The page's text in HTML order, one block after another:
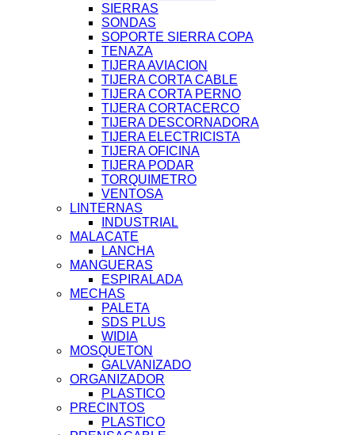
SIERRAS
SONDAS
SOPORTE SIERRA COPA
TENAZA
TIJERA AVIACION
TIJERA CORTA CABLE
TIJERA CORTA PERNO
TIJERA CORTACERCO
TIJERA DESCORNADORA
TIJERA ELECTRICISTA
TIJERA OFICINA
TIJERA PODAR
TORQUIMETRO
VENTOSA
LINTERNAS
INDUSTRIAL
MALACATE
LANCHA
MANGUERAS
ESPIRALADA
MECHAS
PALETA
SDS PLUS
WIDIA
MOSQUETON
GALVANIZADO
ORGANIZADOR
PLASTICO
PRECINTOS
PLASTICO